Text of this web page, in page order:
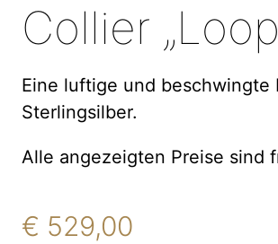
Collier
Eine luftige und beschwingte
Sterlingsilber.
Alle angezeigten Preise sind
€ 529,00